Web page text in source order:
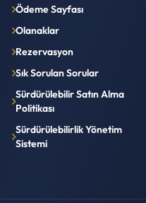
Ödeme Sayfası
Olanaklar
Rezervasyon
Sık Sorulan Sorular
Sürdürülebilir Satın Alma
Politikası
Sürdürülebilirlik Yönetim
Sistemi